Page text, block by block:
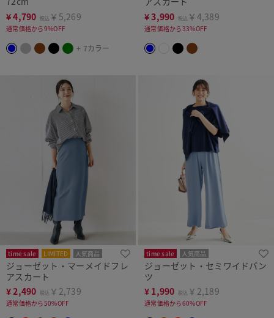
¥4,790 税込 ￥5,269
通常価格から9%OFF
+ 7カラー
¥3,990 税込 ￥4,389
通常価格から33%OFF
time sale LIMITED 人気商品
ジョーゼット・マーメイドフレ
アスカート
¥2,490 税込 ￥2,739
通常価格から50%OFF
time sale 人気商品
ジョーゼット・セミワイドパン
ツ
¥ 1,990 税込 ￥2,189
通常価格から60%OFF